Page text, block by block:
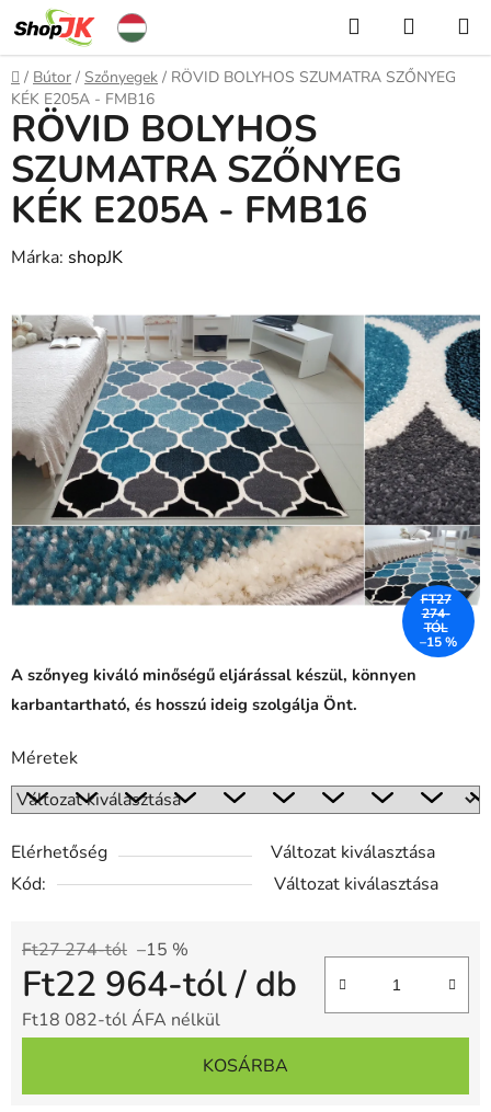
Ugrás
fő
tartalomhoz
KeresésKOSÁR
Kezdőlap
/ Bútor / Szőnyegek / RÖVID BOLYHOS SZUMATRA SZŐNYEG
KÉK E205A - FMB16
A szőnyeg kiváló minőségű eljárással készül, könnyen
karbantartható, és hosszú ideig szolgálja Önt.
Méretek
Elérhetőség
Változat kiválasztása
Kód:
Változat kiválasztása
Ft27 274-tól –15 %
Ft22 964-tól/ db
Ft18 082-tól ÁFA nélkül
KOSÁRBA
RÖVID BOLYHOS
SZUMATRA SZŐNYEG
KÉK E205A - FMB16
Márka: shopJK
FT27
274-
TÓL
–15 %